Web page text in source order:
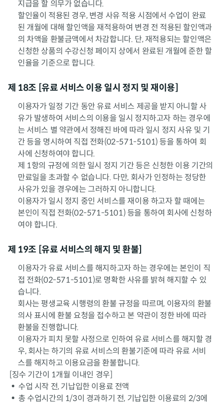
지급을 할 의무가 없습니다.
할인율이 적용된 경우, 변경 사유 적용 시점에서 수업이 완료
된 개월에 대해 할인액을 재적용하여 변경 전 적용된 할인액과
의 차액을 환불금액에서 차감합니다. 단, 재적용되는 할인액은
신청한 상품의 수강신청 페이지 상에서 완료된 개월에 준한 할
인율을 기준으로 합니다.
제 18조 [유료 서비스 이용 일시 정지 및 재이용]
이용자가 일정 기간 동안 유료 서비스 제공을 받지 아니할 사
유가 발생하여 서비스의 이용을 일시 정지하고자 하는 경우에
는 서비스 별 약관에서 정해진 바에 따라 일시 정지 사유 및 기
간 등을 명시하여 직접 전화(02-571-5101) 등을 통하여 회
사에 신청하여야 합니다.
제 1항의 규정에 의한 일시 정지 기간 등은 신청한 이용 기간의
만료일을 초과할 수 없습니다. 다만, 회사가 인정하는 정당한
사유가 있을 경우에는 그러하지 아니합니다.
이용자가 일시 정지 중인 서비스를 재이용 하고자 할 때에는
본인이 직접 전화(02-571-5101) 등을 통하여 회사에 신청하
여야 합니다.
제 19조 [유료 서비스의 해지 및 환불]
이용자가 유료 서비스를 해지하고자 하는 경우에는 본인이 직
접 전화(02-571-5101)로 명확한 사유를 밝혀 해지할 수 있
습니다.
회사는 평생교육 시행령의 환불 규정을 따르며, 이용자의 환불
의사 표시에 환불 요청을 접수하고 본 약관이 정한 바에 따라
환불을 진행합니다.
이용자가 피치 못할 사정으로 인하여 유료 서비스를 해지할 경
우, 회사는 하기의 유료 서비스의 환불기준에 따라 유료 서비
스를 해지하고 이용요금을 환불합니다.
[징수 기간이 1개월 이내인 경우]
수업 시작 전, 기납입한 이용료 전액
총 수업시간의 1/3이 경과하기 전, 기납입한 이용료의 2/3에